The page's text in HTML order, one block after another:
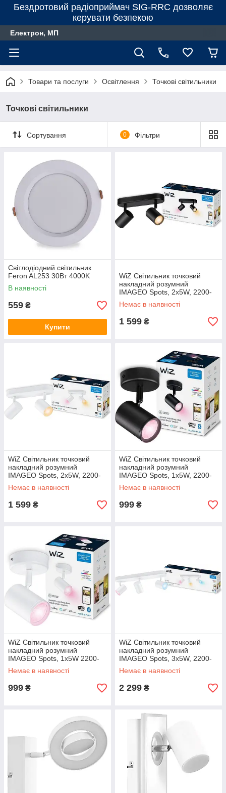
Бездротовий радіоприймач SIG-RRC дозволяє
керувати безпекою
Електрон, МП
Товари та послуги Освітлення Точкові світильники
Точкові світильники
Сортування 0 Фільтри
Світлодіодний світильник
Feron AL253 30Вт 4000K
В наявності
559 ₴
Купити
WiZ Світильник точковий
накладний розумний
IMAGEO Spots, 2х5W, 2200-
6500K, RGB, Wi-Fi, чорний
Немає в наявності
1 599 ₴
WiZ Світильник точковий
накладний розумний
IMAGEO Spots, 2х5W, 2200-
6500K, RGB, Wi-Fi, білий
Немає в наявності
1 599 ₴
WiZ Світильник точковий
накладний розумний
IMAGEO Spots, 1х5W, 2200-
6500K, RGB, Wi-Fi, чорний
Немає в наявності
999 ₴
WiZ Світильник точковий
накладний розумний
IMAGEO Spots, 1х5W 2200-
6500K RGB білий
Немає в наявності
999 ₴
WiZ Світильник точковий
накладний розумний
IMAGEO Spots, 3х5W, 2200-
6500K, RGB, Wi-Fi, білий
Немає в наявності
2 299 ₴